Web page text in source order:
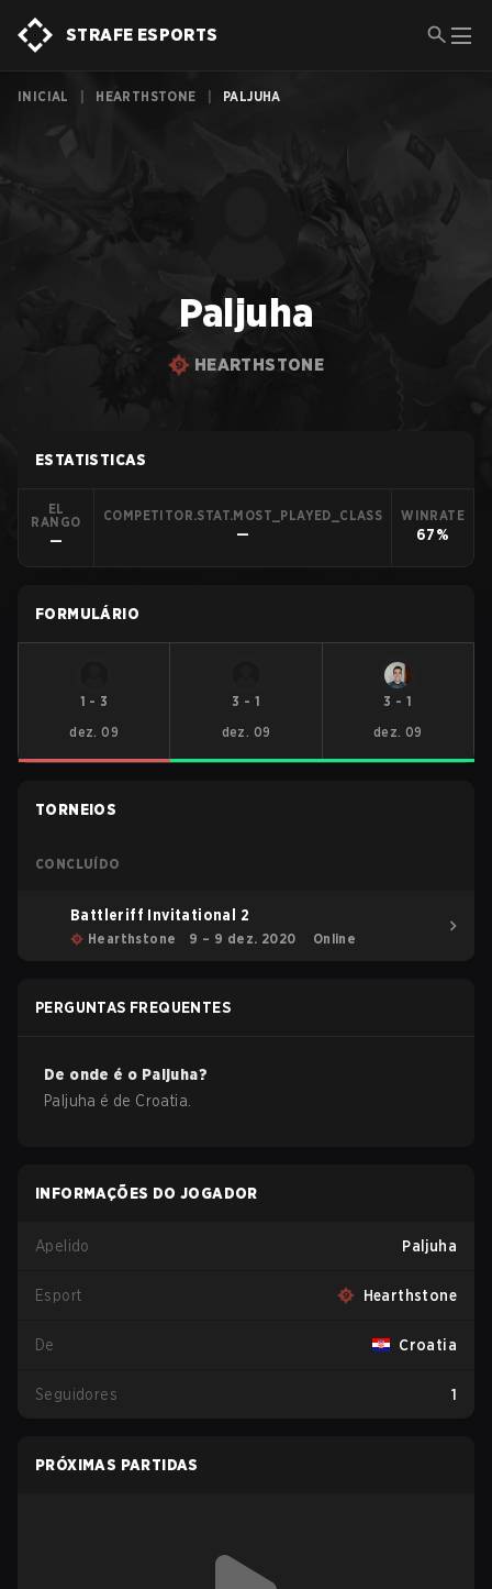
STRAFE ESPORTS
INICIAL HEARTHSTONE PALJUHA
Paljuha
HEARTHSTONE
ESTATISTICAS
EL
RANGO
—
COMPETITOR.STAT.MOST_PLAYED_CLASS
—
WINRATE
67%
FORMULÁRIO
1 - 3
dez. 09
3 - 1
dez. 09
3 - 1
dez. 09
TORNEIOS
CONCLUÍDO
Battleriff Invitational 2
Hearthstone 9 – 9 dez. 2020 Online
PERGUNTAS FREQUENTES
De onde é o Paljuha?
Paljuha é de Croatia
INFORMAÇÕES DO JOGADOR
Apelido Paljuha
Esport Hearthstone
De Croatia
Seguidores 1
PRÓXIMAS PARTIDAS